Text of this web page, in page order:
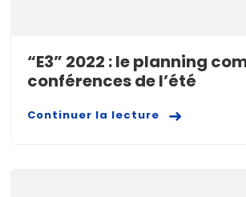
“E3” 2022 : le planning
conférences de l’été
Continuer la lecture